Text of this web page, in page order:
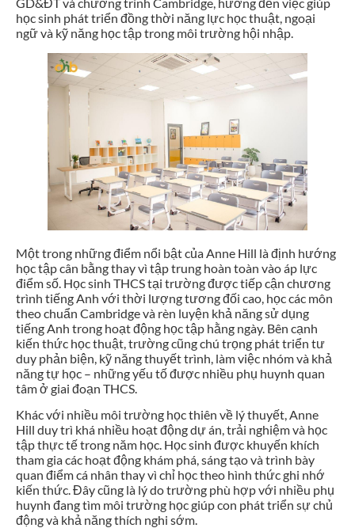
học sinh phát triển đồng thời năng lực học thuật, ngoại
ngữ và kỹ năng học tập trong môi trường hội nhập.
Một trong những điểm nổi bật của Anne Hill là định hướng
học tập cân bằng thay vì tập trung hoàn toàn vào áp lực
điểm số. Học sinh THCS tại trường được tiếp cận chương
trình tiếng Anh với thời lượng tương đối cao, học các môn
theo chuẩn Cambridge và rèn luyện khả năng sử dụng
tiếng Anh trong hoạt động học tập hằng ngày. Bên cạnh
kiến thức học thuật, trường cũng chú trọng phát triển tư
duy phản biện, kỹ năng thuyết trình, làm việc nhóm và khả
năng tự học – những yếu tố được nhiều phụ huynh quan
tâm ở giai đoạn THCS.
Khác với nhiều môi trường học thiên về lý thuyết, Anne
Hill duy trì khá nhiều hoạt động dự án, trải nghiệm và học
tập thực tế trong năm học. Học sinh được khuyến khích
tham gia các hoạt động khám phá, sáng tạo và trình bày
quan điểm cá nhân thay vì chỉ học theo hình thức ghi nhớ
kiến thức. Đây cũng là lý do trường phù hợp với nhiều phụ
huynh đang tìm môi trường học giúp con phát triển sự chủ
động và khả năng thích nghi sớm.